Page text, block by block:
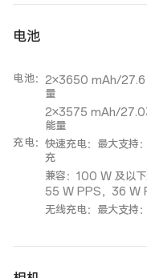
电池
电池： 2×3650 mAh/27.6
量
2×3575 mAh/
能量
充电： 快速充电：最大支
充
兼容：100 W 及以
55 W PPS，36 W
无线充电：最大支持